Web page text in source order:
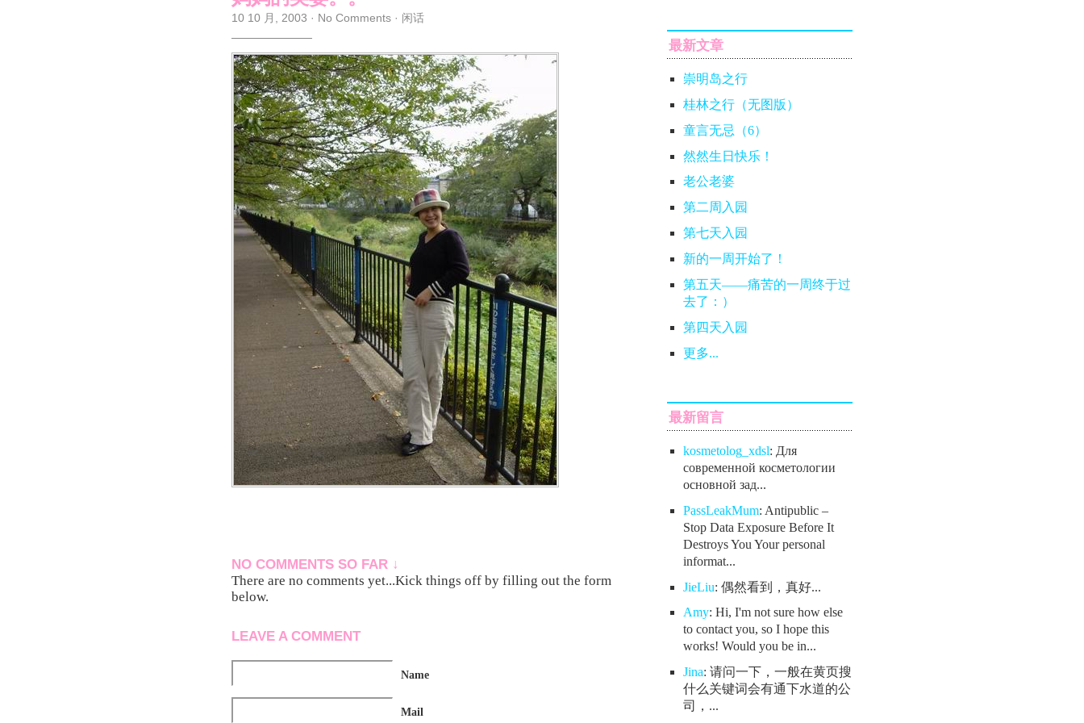
10 10 月, 2003 · No Comments · 闲话
NO COMMENTS SO FAR ↓
There are no comments yet...Kick things off by filling out the form
below.
LEAVE A COMMENT
Name
Mail
最新文章
崇明岛之行
桂林之行（无图版）
童言无忌（6）
然然生日快乐！
老公老婆
第二周入园
第七天入园
新的一周开始了！
第五天——痛苦的一周终于过
去了：）
第四天入园
更多...
最新留言
kosmetolog_xdsl: Для
современной косметологии
основной зад...
PassLeakMum: Antipublic –
Stop Data Exposure Before It
Destroys You Your personal
informat...
JieLiu: 偶然看到，真好...
Amy: Hi, I'm not sure how else
to contact you, so I hope this
works! Would you be in...
Jina: 请问一下，一般在黄页搜
什么关键词会有通下水道的公
司，...